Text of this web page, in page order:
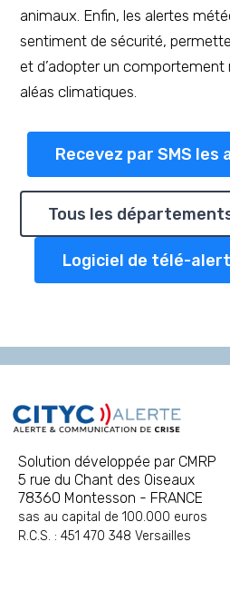
animaux. Enfin, les alertes
sentiment de sécurité,
et d’adopter un comportement
aléas climatiques.
Recevez par SMS
Tous les
Logiciel de télé-
Solution développée par CMRP
5 rue du Chant des Oiseaux
78360 Montesson - FRANCE
sas au capital de 100.000 euros
R.C.S. : 451 470 348 Versailles